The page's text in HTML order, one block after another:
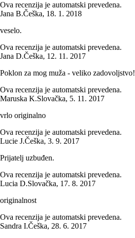
Ova recenzija je automatski prevedena.
Jana B.Češka, 18. 1. 2018
veselo.
Ova recenzija je automatski prevedena.
Jana D.Češka, 12. 11. 2017
Poklon za mog muža - veliko zadovoljstvo!
Ova recenzija je automatski prevedena.
Maruska K.Slovačka, 5. 11. 2017
vrlo originalno
Ova recenzija je automatski prevedena.
Lucie J.Češka, 3. 9. 2017
Prijatelj uzbuđen.
Ova recenzija je automatski prevedena.
Lucia D.Slovačka, 17. 8. 2017
originalnost
Ova recenzija je automatski prevedena.
Sandra I.Češka, 28. 6. 2017